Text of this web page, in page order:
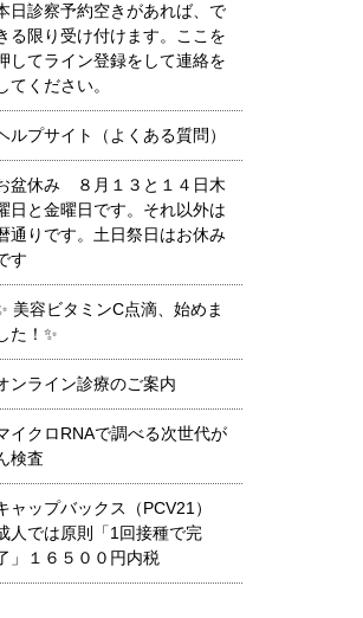
日診察予約空きがあれば、で
る限り受け付けます。ここを
してライン登録をして連絡を
てください。
ルプサイト（よくある質問）
盆休み ８月１３と１４日木
日と金曜日です。それ以外は
通りです。土日祭日はお休み
す
美容ビタミンC点滴、始めま
た！✨
ンライン診療のご案内
イクロRNAで調べる次世代が
検査
ャップバックス（PCV21）
人では原則「1回接種で完
」１６５００円内税